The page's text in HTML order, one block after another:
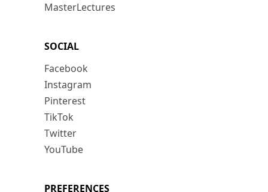
MasterLectures
SOCIAL
Facebook
Instagram
Pinterest
TikTok
Twitter
YouTube
PREFERENCES